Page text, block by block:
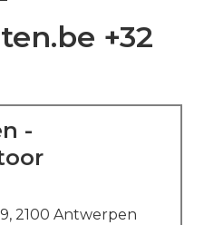
+32
-
2100 Antwerpen